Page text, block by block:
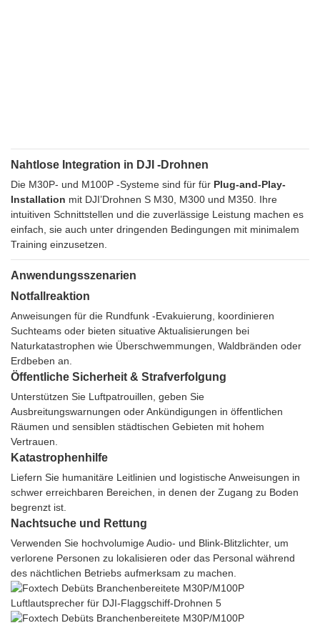
Nahtlose Integration in DJI -Drohnen
Die M30P- und M100P -Systeme sind für für Plug-and-Play-
Installation mit DJI’Drohnen S M30, M300 und M350. Ihre
intuitiven Schnittstellen und die zuverlässige Leistung machen es
einfach, sie auch unter dringenden Bedingungen mit minimalem
Training einzusetzen.
Anwendungsszenarien
Notfallreaktion
Anweisungen für die Rundfunk -Evakuierung, koordinieren
Suchteams oder bieten situative Aktualisierungen bei
Naturkatastrophen wie Überschwemmungen, Waldbränden oder
Erdbeben an.
Öffentliche Sicherheit & Strafverfolgung
Unterstützen Sie Luftpatrouillen, geben Sie
Ausbreitungswarnungen oder Ankündigungen in öffentlichen
Räumen und sensiblen städtischen Gebieten mit hohem
Vertrauen.
Katastrophenhilfe
Liefern Sie humanitäre Leitlinien und logistische Anweisungen in
schwer erreichbaren Bereichen, in denen der Zugang zu Boden
begrenzt ist.
Nachtsuche und Rettung
Verwenden Sie hochvolumige Audio- und Blink-Blitzlichter, um
verlorene Personen zu lokalisieren oder das Personal während
des nächtlichen Betriebs aufmerksam zu machen.